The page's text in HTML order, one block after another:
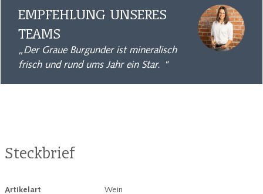
EMPFEHLUNG UNSERES
TEAMS
„Der Graue Burgunder ist mineralisch
frisch und rund ums Jahr ein Star. "
Steckbrief
Artikelart Wein